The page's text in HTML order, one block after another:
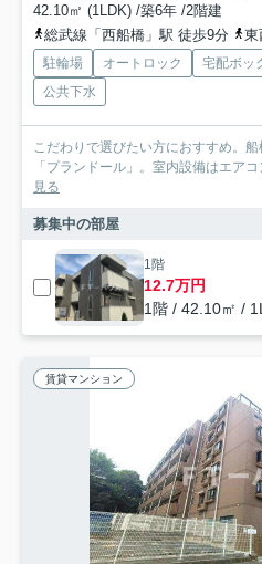
42.10㎡ (1LDK) /築6年 /2階建
総武線「西船橋」駅 徒歩9分
東
駐輪場 オートロック 宅配ボッ
公共下水
こだわりで選びたい方におすすめ。
「プランドール」。室内設備はエア
見る
募集中の部屋
1階
12.7万円
1階 / 42.10㎡ /
賃貸マンション